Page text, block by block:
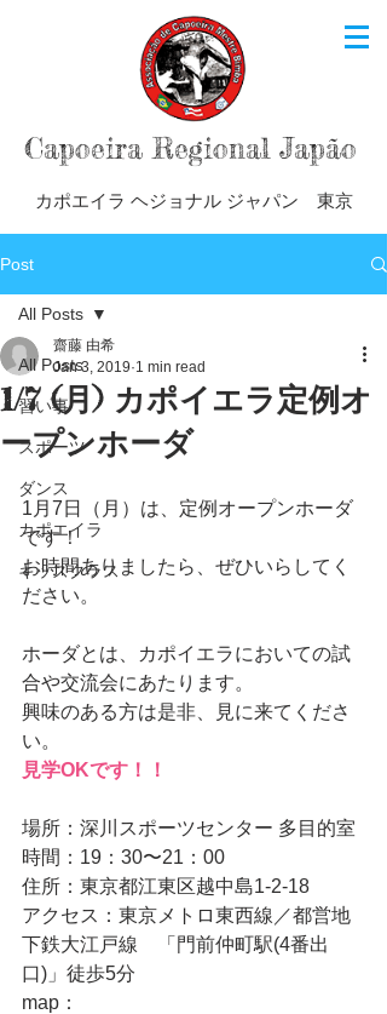
Capoeira Regional Japão
カポエイラ ヘジョナル ジャパン 東京
Post
All Posts
習い事
スポーツ
ダンス
カポエイラ
キッズクラス
All Posts
1/7 (月) カポイエラ定例オ
ープンホーダ
齋藤 由希
Jan 3, 2019 1 min read
1月7日（月）は、定例オープンホーダ
です！
お時間ありましたら、ぜひいらしてく
ださい。
ホーダとは、カポイエラにおいての試
合や交流会にあたります。
興味のある方は是非、見に来てくださ
い。
見学OKです！！
場所：深川スポーツセンター 多目的室
時間：19：30〜21：00
住所：東京都江東区越中島1-2-18
アクセス：東京メトロ東西線／都営地
下鉄大江戸線　「門前仲町駅(4番出
口)」徒歩5分
map：